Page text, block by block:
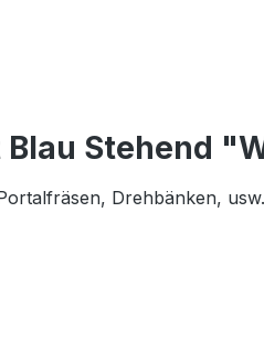
Stehend
Drehbänken, usw.